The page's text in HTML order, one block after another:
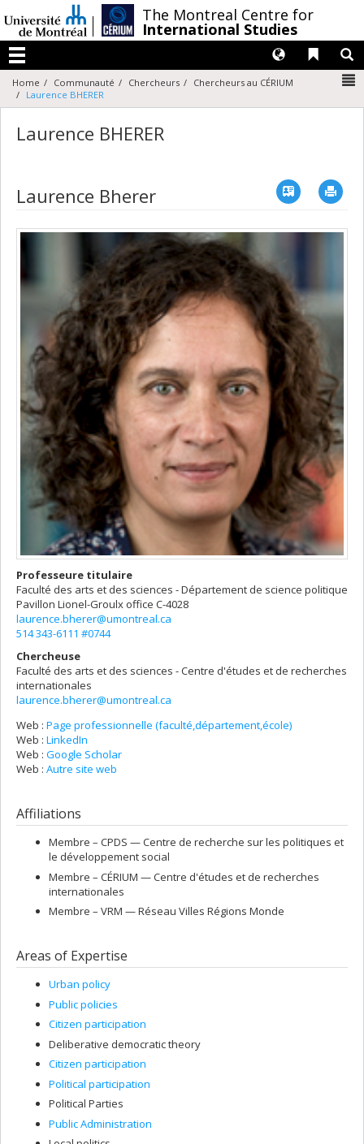
au
contenu
The Montreal Centre for
International Studies
Menu
Liens
Langues
Home Communauté Chercheurs
Chercheurs au CÉRIUM
Laurence BHERER
Laurence BHERER
Laurence Bherer Vcard
Professeure titulaire
Faculté des arts et des sciences - Département de science politique
Pavillon Lionel-Groulx office C-4028
laurence.bherer@umontreal.ca
514 343-6111 #0744
Chercheuse
Faculté des arts et des sciences - Centre d'études et de recherches
internationales
laurence.bherer@umontreal.ca
Web : Page professionnelle (faculté,département,école)
Web : LinkedIn
Web : Google Scholar
Web : Autre site web
Affiliations
Membre – CPDS — Centre de recherche sur les politiques et
le développement social
Membre – CÉRIUM — Centre d'études et de recherches
internationales
Membre – VRM — Réseau Villes Régions Monde
Areas of Expertise
Urban policy
Public policies
Citizen participation
Deliberative democratic theory
Citizen participation
Political participation
Political Parties
Public Administration